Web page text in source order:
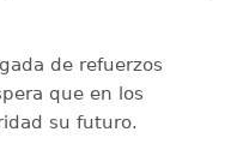
de refuerzos
que en los
su futuro.